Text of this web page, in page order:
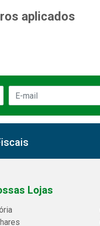
aplicados
Lojas